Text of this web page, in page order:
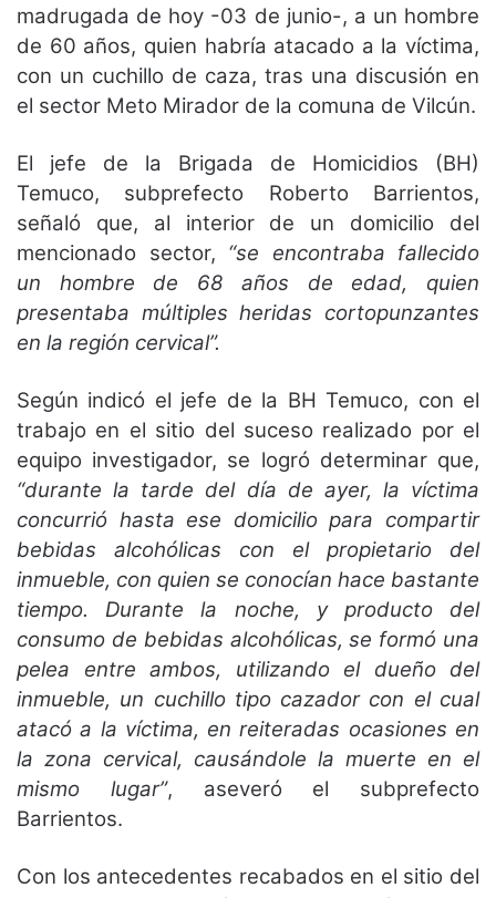
madrugada de hoy -03 de junio-, a un hombre
de 60 años, quien habría atacado a la víctima,
con un cuchillo de caza, tras una discusión en
el sector Meto Mirador de la comuna de Vilcún.
El jefe de la Brigada de Homicidios (BH)
Temuco, subprefecto Roberto Barrientos,
señaló que, al interior de un domicilio del
mencionado sector, “se encontraba fallecido
un hombre de 68 años de edad, quien
presentaba múltiples heridas cortopunzantes
en la región cervical”.
Según indicó el jefe de la BH Temuco, con el
trabajo en el sitio del suceso realizado por el
equipo investigador, se logró determinar que,
“durante la tarde del día de ayer, la víctima
concurrió hasta ese domicilio para compartir
bebidas alcohólicas con el propietario del
inmueble, con quien se conocían hace bastante
tiempo. Durante la noche, y producto del
consumo de bebidas alcohólicas, se formó una
pelea entre ambos, utilizando el dueño del
inmueble, un cuchillo tipo cazador con el cual
atacó a la víctima, en reiteradas ocasiones en
la zona cervical, causándole la muerte en el
mismo lugar”, aseveró el subprefecto
Barrientos.
Con los antecedentes recabados en el sitio del